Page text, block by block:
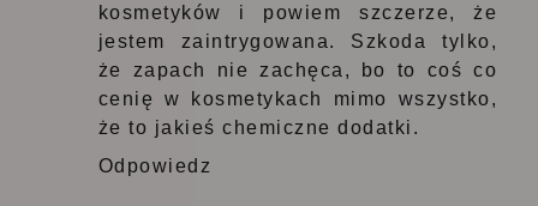
kosmetyków i powiem szczerze, że
jestem zaintrygowana. Szkoda tylko,
że zapach nie zachęca, bo to coś co
cenię w kosmetykach mimo wszystko,
że to jakieś chemiczne dodatki.
Odpowiedz